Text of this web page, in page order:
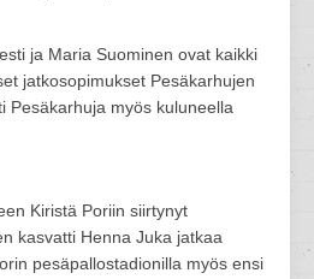
ja Maria Suominen ovat kaikki
jatkosopimukset Pesäkarhujen
Pesäkarhuja myös kuluneella
Kiristä Poriin siirtynyt
kasvatti Henna Juka jatkaa
pesäpallostadionilla myös ensi